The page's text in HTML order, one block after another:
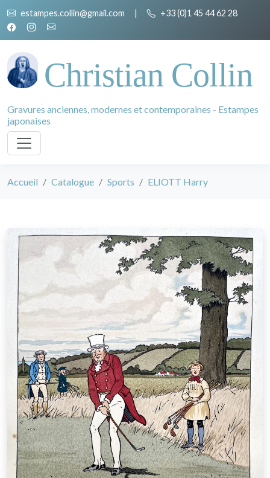
estampes.collin@gmail.com | +33 (0)1 45 44 62 28
Christian Collin
Gravures anciennes, modernes et contemporaines - Estampes
japonaises
Accueil Catalogue Sports ELIOTT Harry